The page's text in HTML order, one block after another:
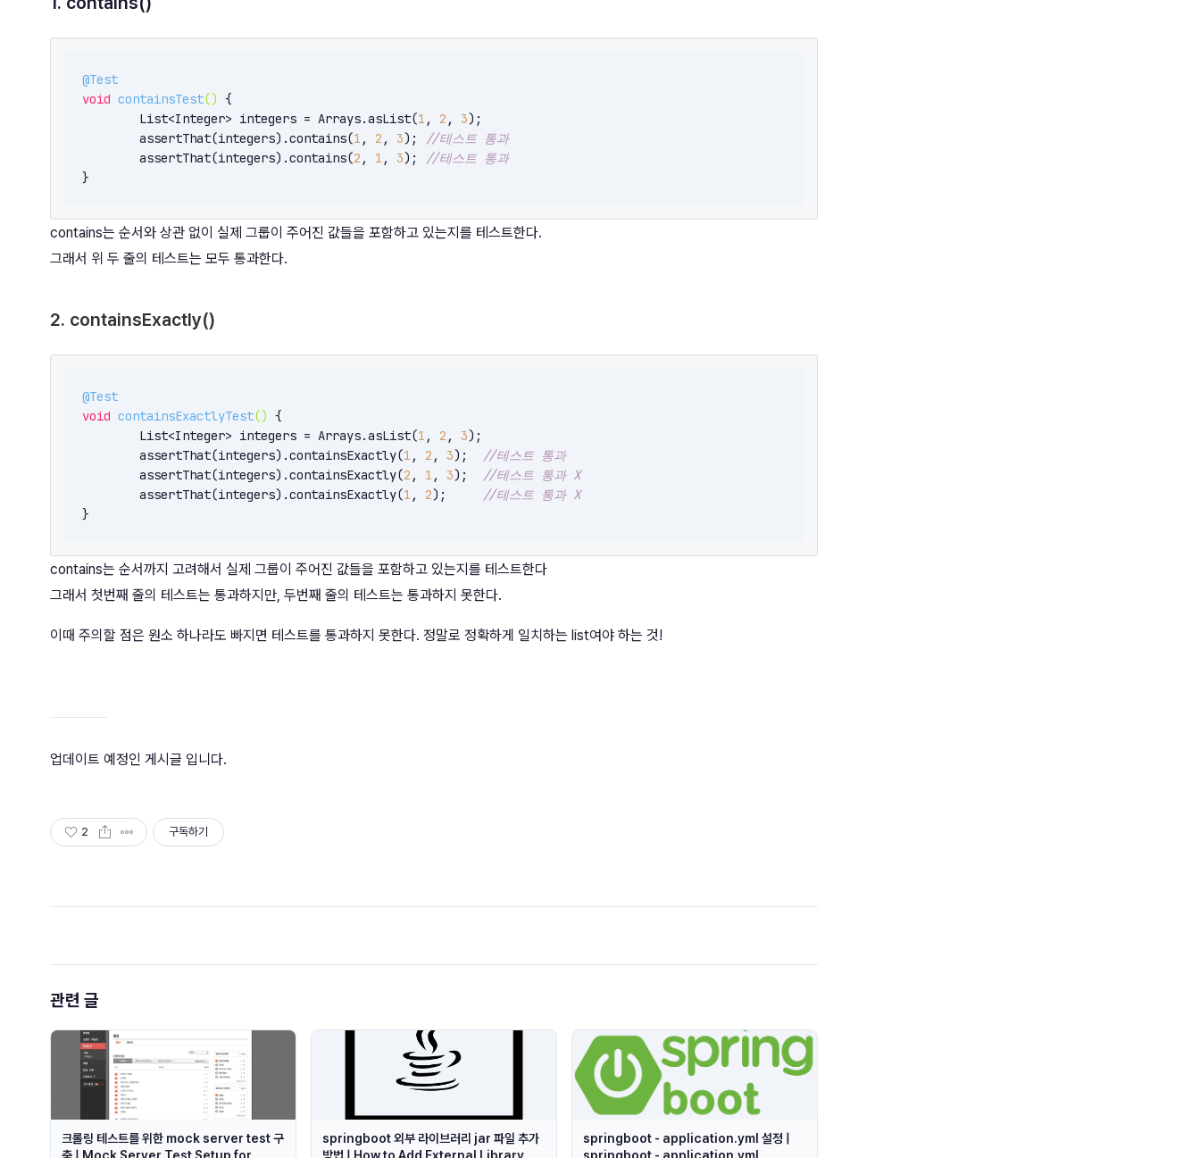
@Test
void containsTest() {
	List<Integer> integers = Arrays.asList(
1 , 2 , 3);
	assertThat(integers).contains(
1 , 2 , 3
//테스트 통과
	assertThat(integers).contains(
2 , 1 , 3
//테스트 통과
}
contains는 순서와 상관 없이 실제 그룹이 주어진 값들을 포함하고 있는지를 테스트한다.
그래서 위 두 줄의 테스트는 모두 통과한다.
2. containsExactly()
@Test
void containsExactlyTest() {
	List<Integer> integers = Arrays.asList(
1 , 2 , 3);
	assertThat(integers).containsExactly(
1 , 2 , 3
//테스트 통과
	assertThat(integers).containsExactly(
2 , 1 , 3
//테스트 통과 X
	assertThat(integers).containsExactly(
1 , 2
//테스트 통과 X
}
contains는 순서까지 고려해서 실제 그룹이 주어진 값들을 포함하고 있는지를 테스트한다
그래서 첫번째 줄의 테스트는 통과하지만, 두번째 줄의 테스트는 통과하지 못한다.
이때 주의할 점은 원소 하나라도 빠지면 테스트를 통과하지 못한다. 정말로 정확하게 일치하는 list여야 하는 것!
업데이트 예정인 게시글 입니다.
2 구독하기
관련 글
크롤링 테스트를 위한 mock server test 구
springboot 외부 라이브러리 jar 파일 추가
springboot - application.yml 설정 |